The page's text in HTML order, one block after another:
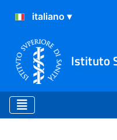
Istituto